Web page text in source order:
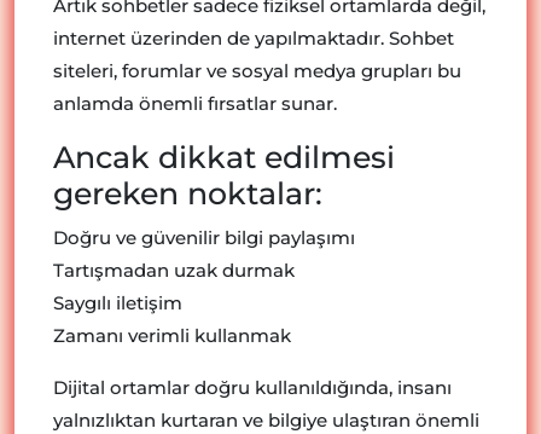
Artık sohbetler sadece fiziksel ortamlarda değil,
internet üzerinden de yapılmaktadır. Sohbet
siteleri, forumlar ve sosyal medya grupları bu
anlamda önemli fırsatlar sunar.
Ancak dikkat edilmesi
gereken noktalar:
Doğru ve güvenilir bilgi paylaşımı
Tartışmadan uzak durmak
Saygılı iletişim
Zamanı verimli kullanmak
Dijital ortamlar doğru kullanıldığında, insanı
yalnızlıktan kurtaran ve bilgiye ulaştıran önemli